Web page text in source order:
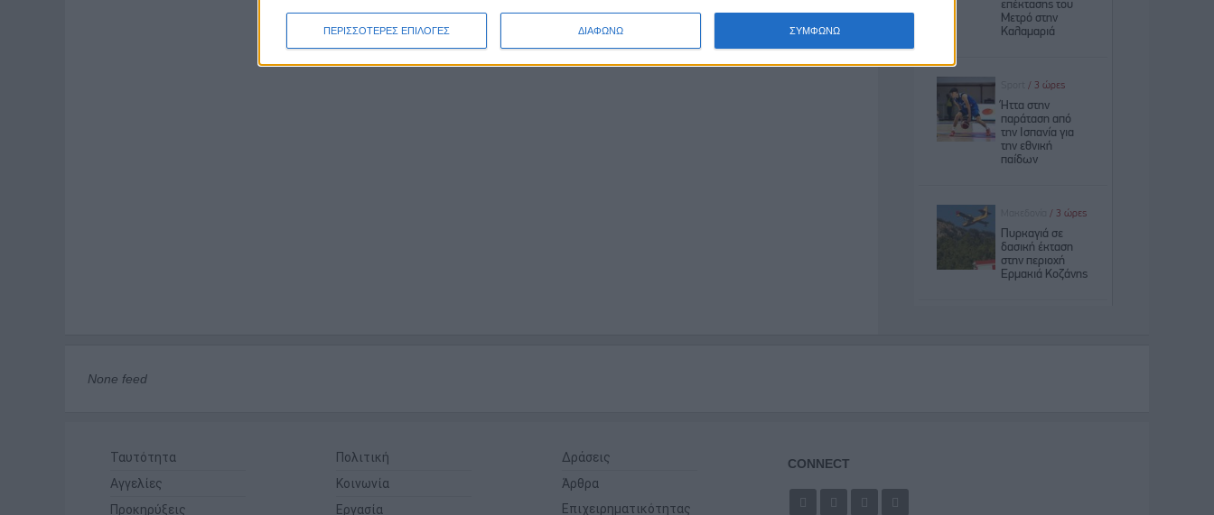
ΠΕΡΙΣΣΟΤΕΡΕΣ ΕΠΙΛΟΓΕΣ ΔΙΑΦΩΝΩ ΣΥΜΦΩΝΩ
None feed
Ταυτότητα
Αγγελίες
Προκηρύξεις
Πολιτική
Κοινωνία
Εργασία
Δράσεις
Άρθρα
Επιχειρηματικότητας
CONNECT